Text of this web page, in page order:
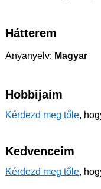
Hátterem
Anyanyelv: Magyar
Hobbijaim
Kérdezd meg tőle,
Kedvenceim
Kérdezd meg tőle,